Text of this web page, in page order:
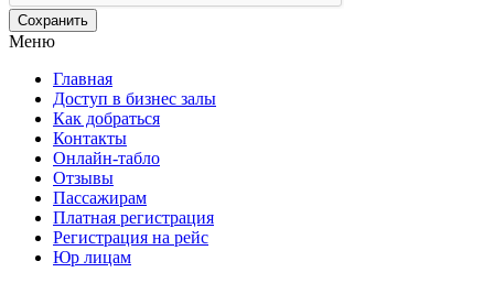
Меню
Главная
Доступ в бизнес залы
Как добраться
Контакты
Онлайн-табло
Отзывы
Пассажирам
Платная регистрация
Регистрация на рейс
Юр лицам